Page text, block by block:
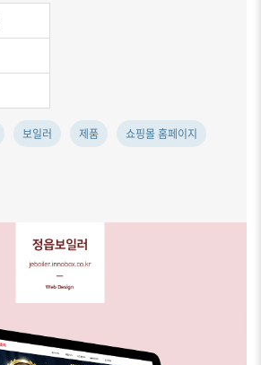
보일러 제품 쇼핑몰 홈페이지